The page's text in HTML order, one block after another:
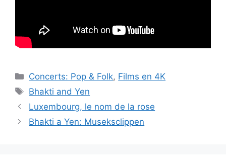
Catégories
Concerts: Pop & Folk, Films en 4K
Étiquettes
Bhakti and Yen
Luxembourg, le nom de la rose
Bhakti a Yen: Museksclippen